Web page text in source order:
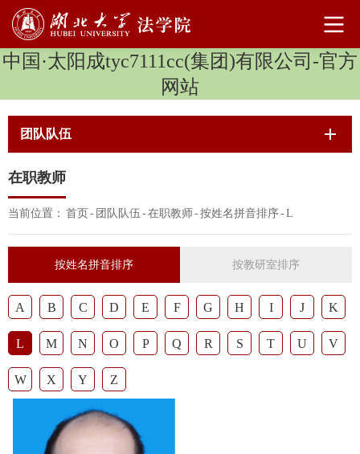
中国·太阳成tyc7111cc(集团)有限公司-官方
网站
团队队伍
在职教师
当前位置： 首页 - 团队队伍 -在职教师 -按姓名拼音排序-L
按姓名拼音排序 按教研室排序
A B C D E F G H I J K
L M N O P Q R S T U V
W X Y Z